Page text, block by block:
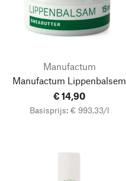
Manufactum
Manufactum Lippenbalsem
€ 14,90
Basisprijs: € 993,33/l